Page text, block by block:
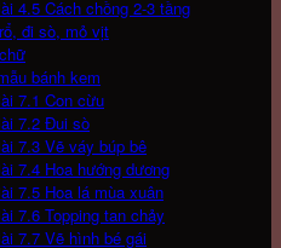
4.5 Cách chồng 2-3 tầng
đi sò, mỏ vịt
bánh kem
7.1 Con cừu
7.2 Đui sò
7.3 Vẽ váy búp bê
7.4 Hoa hướng dương
7.5 Hoa lá mùa xuân
7.6 Topping tan chảy
7.7 Vẽ hình bé gái